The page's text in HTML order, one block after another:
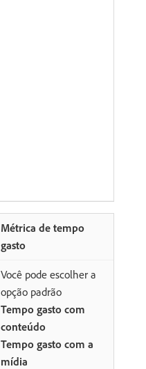
Métrica de tempo
gasto
Você pode escolher a
opção padrão
Tempo gasto com
conteúdo
Tempo gasto com a
mídia